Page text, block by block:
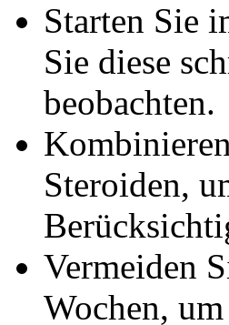
Starten Sie
Sie diese
beobachten.
Steroiden,
Vermeiden
Wochen,